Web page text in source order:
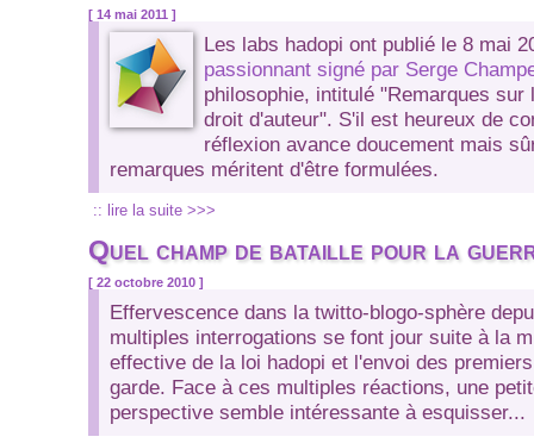
[ 14 mai 2011 ]
Les labs hadopi ont publié le 8 mai
passionnant signé par Serge
philosophie, intitulé "Remarques sur
droit d'auteur". S'il est heureux de
réflexion avance doucement mais
remarques méritent d'être formulées.
:: lire la suite >>>
Quel champ de bataille pour la
[ 22 octobre 2010 ]
Effervescence dans la twitto-blogo-sphère
multiples interrogations se font jour suite à la
effective de la loi hadopi et l'envoi des
garde. Face à ces multiples réactions, une
perspective semble intéressante à esquisser...